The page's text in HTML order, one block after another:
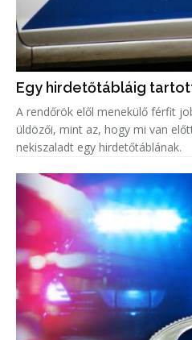
Egy hirdetőtábláig
A rendőrök elől menekülő férfit
üldözői, mint az, hogy mi van
nekiszaladt egy hirdetőtáblának.